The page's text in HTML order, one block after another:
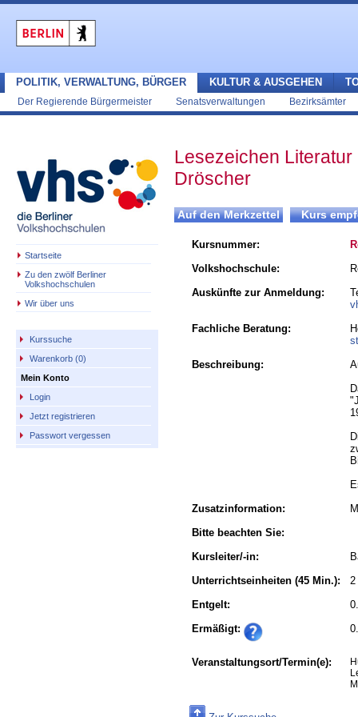
POLITIK, VERWALTUNG, BÜRGER
Der Regierende Bürgermeister Senatsverwaltungen Bezirksämter
KULTUR & AUSGEHEN
Startseite
Zu den zwölf Berliner
Volkshochschulen
Wir über uns
Kurssuche
Warenkorb (0)
Mein Konto
Login
Jetzt registrieren
Passwort vergessen
Lesezeichen
Dröscher
Kursnummer:
Volkshochschule:
Auskünfte zur Anmeldung:
Fachliche Beratung:
Beschreibung:
Zusatzinformation:
Bitte beachten Sie:
Kursleiter/-in:
Unterrichtseinheiten (45 Min.):
2
Entgelt:
Ermäßigt:
Veranstaltungsort/Termin(e):